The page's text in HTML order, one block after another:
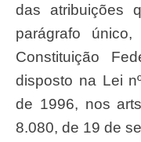
das atribuições
parágrafo
Constituição
disposto na Lei
de 1996, nos
8.080, de 19 de